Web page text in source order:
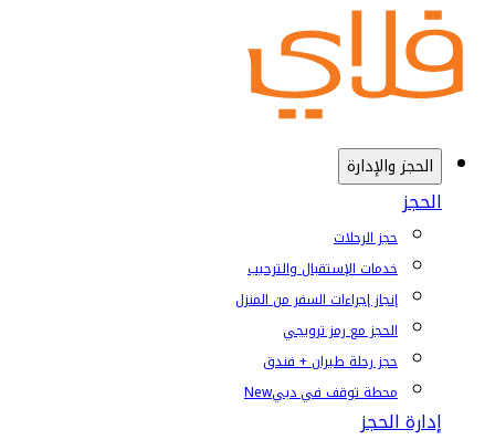
الحجز والإدارة
الحجز
حجز الرحلات
خدمات الإستقبال والترحيب
إنجاز إجراءات السفر من المنزل
الحجز مع رمز ترويجي
حجز رحلة طيران + فندق
محطة توقف في دبيNew
إدارة الحجز